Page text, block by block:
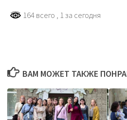
164 всего , 1 за сегодня
ВАМ МОЖЕТ ТАКЖЕ